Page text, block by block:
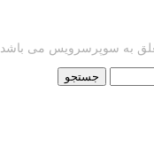
به سوپرسرویس می باشد.
جستجو